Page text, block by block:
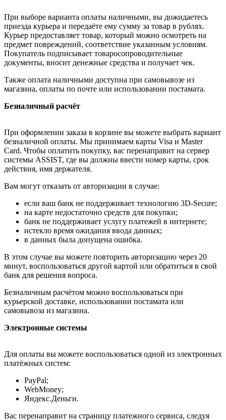
При выборе варианта оплаты наличными, вы дожидаетесь
приезда курьера и передаёте ему сумму за товар в рублях.
Курьер предоставляет товар, который можно осмотреть на
предмет повреждений, соответствие указанным условиям.
Покупатель подписывает товаросопроводительные
документы, вносит денежные средства и получает чек.
Также оплата наличными доступна при самовывозе из
магазина, оплаты по почте или использовании постамата.
Безналичный расчёт
При оформлении заказа в корзине вы можете выбрать вариант
безналичной оплаты. Мы принимаем карты Visa и Master
Card. Чтобы оплатить покупку, вас перенаправит на сервер
системы ASSIST, где вы должны ввести номер карты, срок
действия, имя держателя.
Вам могут отказать от авторизации в случае:
если ваш банк не поддерживает технологию 3D-Secure;
на карте недостаточно средств для покупки;
банк не поддерживает услугу платежей в интернете;
истекло время ожидания ввода данных;
в данных была допущена ошибка.
В этом случае вы можете повторить авторизацию через 20
минут, воспользоваться другой картой или обратиться в свой
банк для решения вопроса.
Безналичным расчётом можно воспользоваться при
курьерской доставке, использовании постамата или
самовывоза из магазина.
Электронные системы
Для оплаты вы можете воспользоваться одной из электронных
платёжных систем:
PayPal;
WebMoney;
Яндекс.Деньги.
Вас перенаправит на страницу платежного сервиса, следуя